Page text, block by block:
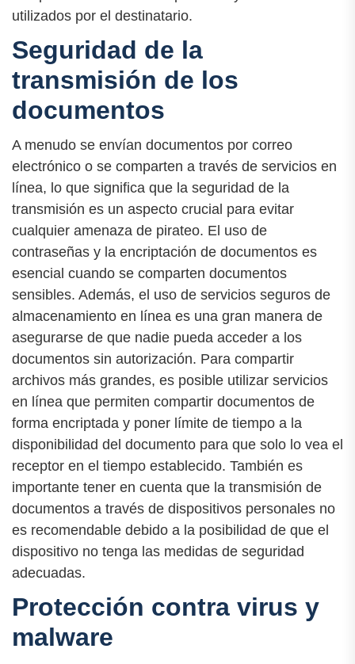
utilizados por el destinatario.
Seguridad de la
transmisión de los
documentos
A menudo se envían documentos por correo
electrónico o se comparten a través de servicios en
línea, lo que significa que la seguridad de la
transmisión es un aspecto crucial para evitar
cualquier amenaza de pirateo. El uso de
contraseñas y la encriptación de documentos es
esencial cuando se comparten documentos
sensibles. Además, el uso de servicios seguros de
almacenamiento en línea es una gran manera de
asegurarse de que nadie pueda acceder a los
documentos sin autorización. Para compartir
archivos más grandes, es posible utilizar servicios
en línea que permiten compartir documentos de
forma encriptada y poner límite de tiempo a la
disponibilidad del documento para que solo lo vea el
receptor en el tiempo establecido. También es
importante tener en cuenta que la transmisión de
documentos a través de dispositivos personales no
es recomendable debido a la posibilidad de que el
dispositivo no tenga las medidas de seguridad
adecuadas.
Protección contra virus y
malware